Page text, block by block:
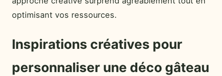
optimisant vos ressources.
Inspirations créatives pour
personnaliser une déco gâteau